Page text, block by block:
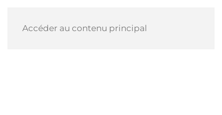
Accéder au contenu principal